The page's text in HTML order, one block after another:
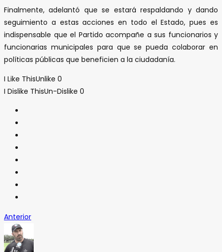
Finalmente, adelantó que se estará respaldando y dando
seguimiento a estas acciones en todo el Estado, pues es
indispensable que el Partido acompañe a sus funcionarios y
funcionarias municipales para que se pueda colaborar en
políticas públicas que beneficien a la ciudadanía.
I Like ThisUnlike 0
I Dislike ThisUn-Dislike 0
Anterior